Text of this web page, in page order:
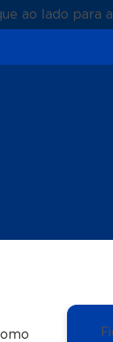
ao lado para